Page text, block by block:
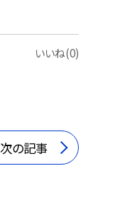
いいね(0)
次の記事